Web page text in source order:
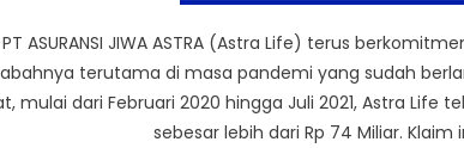
PT ASURANSI JIWA ASTRA (Astra Life) terus
terutama di masa pandemi yang sudah
mulai dari Februari 2020 hingga Juli 2021, Astra Life
sebesar lebih dari Rp 74 Miliar. Klaim